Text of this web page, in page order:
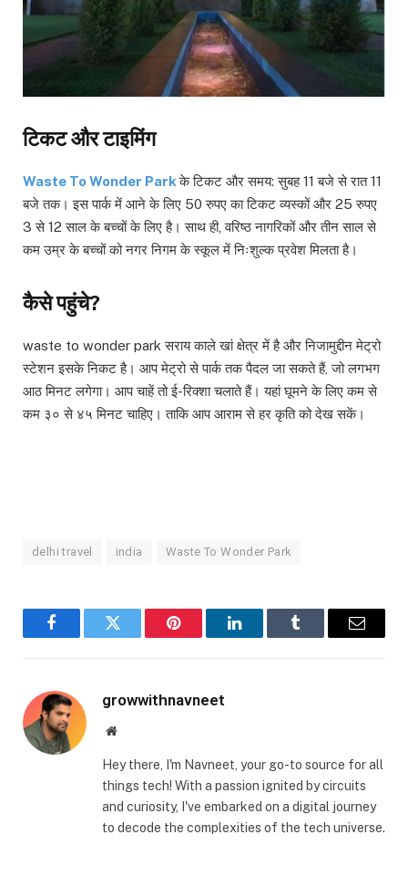
टिकट और टाइमिंग
Waste To Wonder Park के टिकट और समय: सुबह 11 बजे से रात 11
बजे तक। इस पार्क में आने के लिए 50 रुपए का टिकट व्यस्कों और 25 रुपए
3 से 12 साल के बच्चों के लिए है। साथ ही, वरिष्ठ नागरिकों और तीन साल से
कम उम्र के बच्चों को नगर निगम के स्कूल में निःशुल्क प्रवेश मिलता है।
कैसे पहुंचे?
waste to wonder park सराय काले खां क्षेत्र में है और निजामुद्दीन मेट्रो
स्टेशन इसके निकट है। आप मेट्रो से पार्क तक पैदल जा सकते हैं, जो लगभग
आठ मिनट लगेगा। आप चाहें तो ई-रिक्शा चलाते हैं। यहां घूमने के लिए कम से
कम ३० से ४५ मिनट चाहिए। ताकि आप आराम से हर कृति को देख सकें।
delhi travel india Waste To Wonder Park
FacebookTwitter Pinterest LinkedInTumblr Email
growwithnavneet
Website
Hey there, I'm Navneet, your go-to source for all
things tech! With a passion ignited by circuits
and curiosity, I've embarked on a digital journey
to decode the complexities of the tech universe.